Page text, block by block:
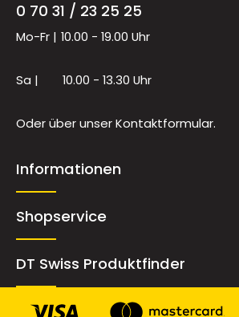
0 70 31 / 23 25 25
Mo-Fr | 10.00 - 19.00 Uhr
Sa | 10.00 - 13.30 Uhr
Oder über unserKontaktformular.
Informationen
Shopservice
DT Swiss Produktfinder